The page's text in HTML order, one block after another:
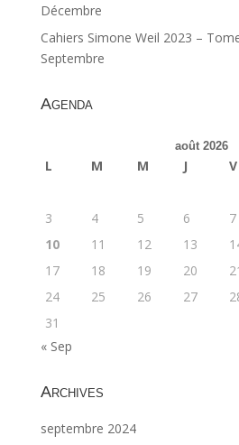
Décembre
Cahiers Simone Weil 2023 –
Septembre
Agenda
août 2026
L M M J V
3
4 5 6 7
10
11 12 13
17
18 19 20
24
25 26 27
31
« Sep
Archives
septembre 2024